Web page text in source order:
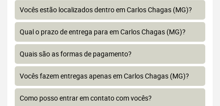
Vocês estão localizados dentro em Carlos Chagas (MG)?
Qual o prazo de entrega para em Carlos Chagas (MG)?
Quais são as formas de pagamento?
Vocês fazem entregas apenas em Carlos Chagas (MG)?
Como posso entrar em contato com vocês?